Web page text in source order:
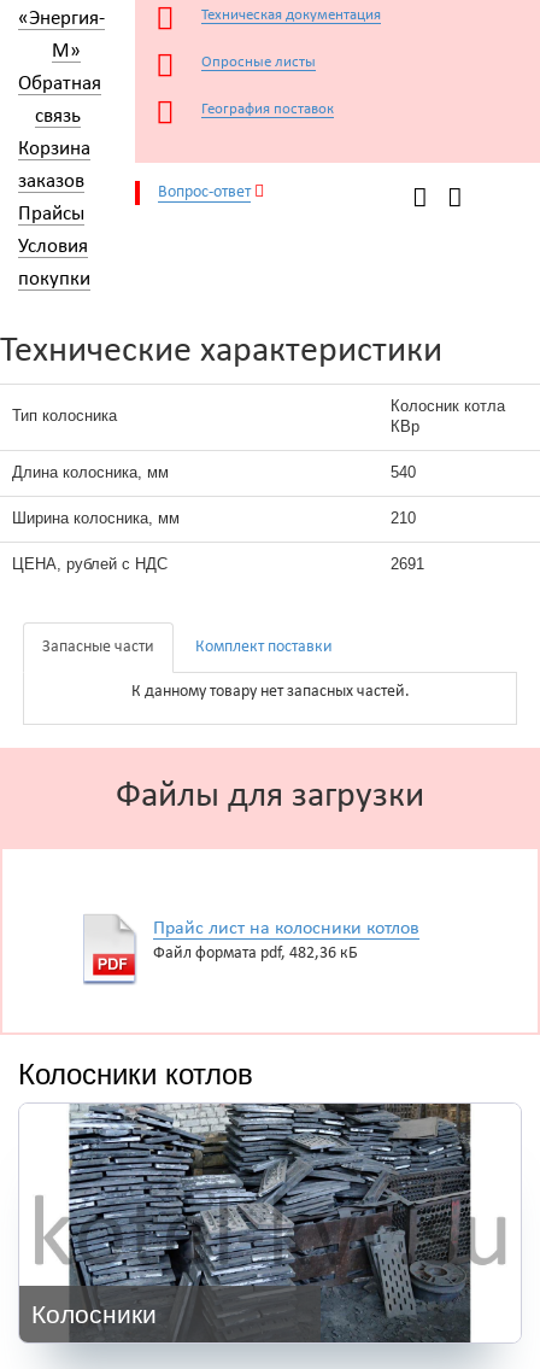
«Энергия-
М»
Обратная
связь
Корзина
заказов
Прайсы
Условия
покупки
Техническая документация
Опросные листы
География поставок
Вопрос-ответ
Технические характеристики
Тип колосника
Колосник котла
КВр
Длина колосника, мм 540
Ширина колосника, мм 210
ЦЕНА, рублей с НДС 2691
Запасные части Комплект поставки
К данному товару нет запасных частей.
Файлы для загрузки
Прайс лист на колосники котлов
Файл формата pdf, 482,36 кБ
Колосники котлов
Колосники